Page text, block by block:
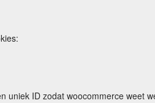
uniek ID zodat woocommerce weet